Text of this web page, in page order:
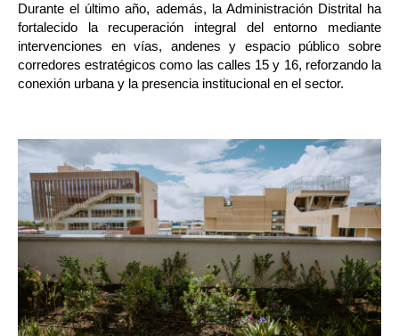
Durante el último año, además, la Administración Distrital ha
fortalecido la recuperación integral del entorno mediante
intervenciones en vías, andenes y espacio público sobre
corredores estratégicos como las calles 15 y 16, reforzando la
conexión urbana y la presencia institucional en el sector.